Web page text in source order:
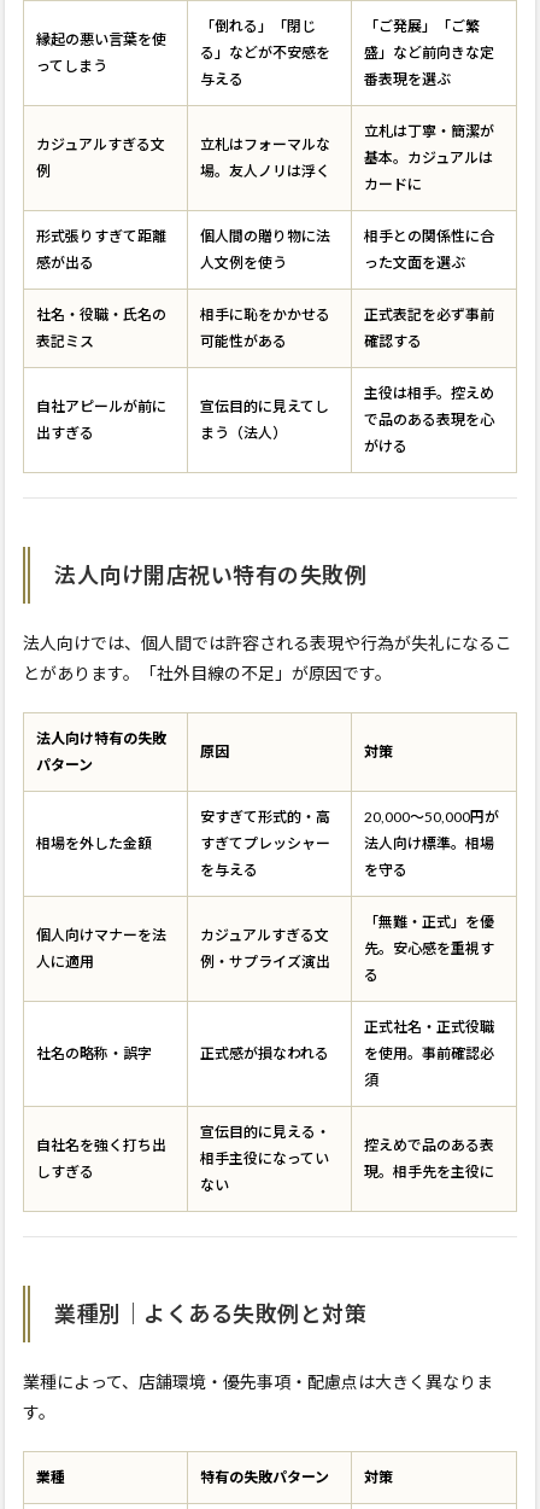
縁起の悪い言葉を使
ってしまう
「倒れる」「閉じ
る」などが不安感を
与える
「ご発展」「ご繁
盛」など前向きな定
番表現を選ぶ
カジュアルすぎる文
例
立札はフォーマルな
場。友人ノリは浮く
立札は丁寧・簡潔が
基本。カジュアルは
カードに
形式張りすぎて距離
感が出る
個人間の贈り物に法
人文例を使う
相手との関係性に合
った文面を選ぶ
社名・役職・氏名の
表記ミス
相手に恥をかかせる
可能性がある
正式表記を必ず事前
確認する
自社アピールが前に
出すぎる
宣伝目的に見えてし
まう（法人）
主役は相手。控えめ
で品のある表現を心
がける
法人向け開店祝い特有の失敗例
法人向けでは、個人間では許容される表現や行為が失礼になるこ
とがあります。「社外目線の不足」が原因です。
法人向け特有の失敗
パターン
原因 対策
相場を外した金額
安すぎて形式的・高
すぎてプレッシャー
を与える
20,000〜50,000円が
法人向け標準。相場
を守る
個人向けマナーを法
人に適用
カジュアルすぎる文
例・サプライズ演出
「無難・正式」を優
先。安心感を重視す
る
社名の略称・誤字 正式感が損なわれる
正式社名・正式役職
を使用。事前確認必
須
自社名を強く打ち出
しすぎる
宣伝目的に見える・
相手主役になってい
ない
控えめで品のある表
現。相手先を主役に
業種別｜よくある失敗例と対策
業種によって、店舗環境・優先事項・配慮点は大きく異なりま
す。
業種 特有の失敗パターン 対策